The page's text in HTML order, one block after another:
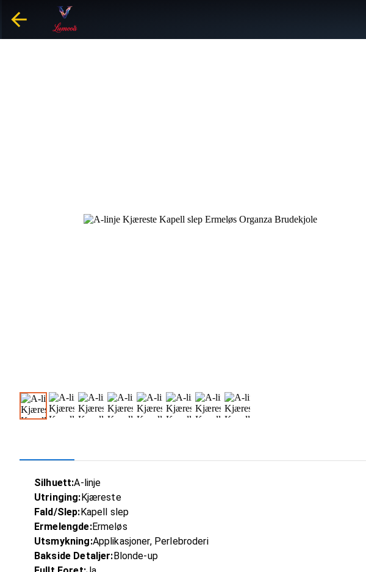
Silhuett:A-linje
Utringing: Kjæreste
Fald/Slep: Kapell slep
Ermelengde:Ermeløs
Utsmykning:Applikasjoner, Perlebroderi
Bakside Detaljer: Blonde-up